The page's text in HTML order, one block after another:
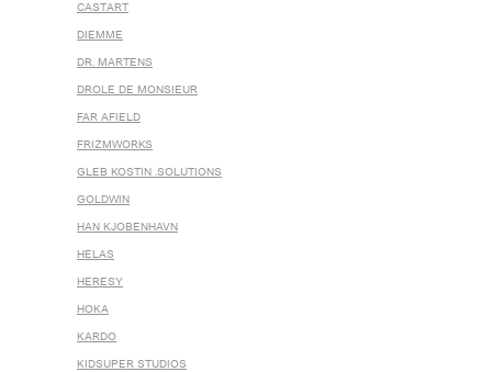
CASTART
DIEMME
DR. MARTENS
DROLE DE MONSIEUR
FAR AFIELD
FRIZMWORKS
GLEB KOSTIN .SOLUTIONS
GOLDWIN
HAN KJOBENHAVN
HELAS
HERESY
HOKA
KARDO
KIDSUPER STUDIOS